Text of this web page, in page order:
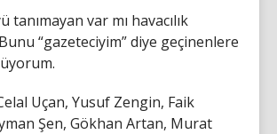
tanımayan var mı havacılık
“gazeteciyim” diye geçinenlere
Uçan, Yusuf Zengin, Faik
Şen, Gökhan Artan, Murat